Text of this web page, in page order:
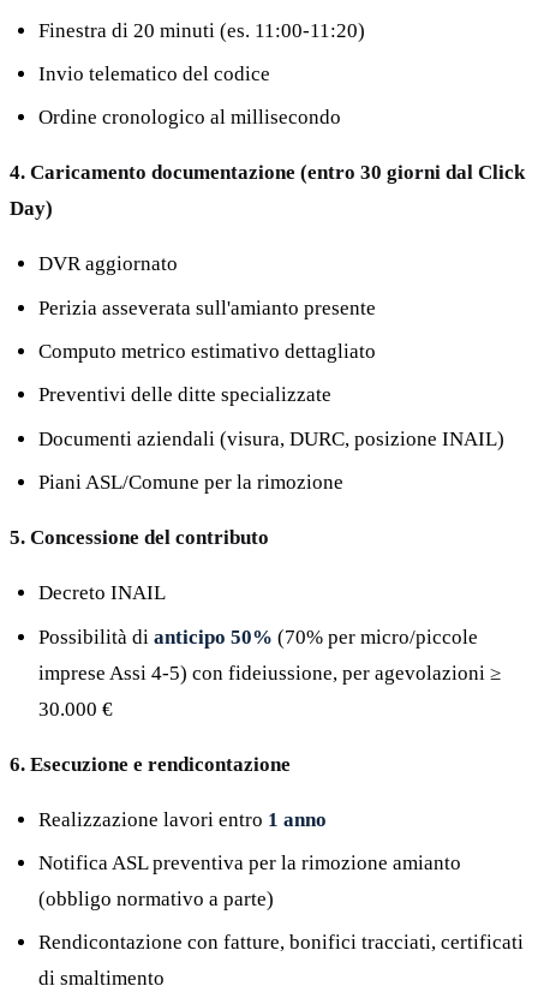
Finestra di 20 minuti (es. 11:00-11:20)
Invio telematico del codice
Ordine cronologico al millisecondo
4. Caricamento documentazione (entro 30 giorni dal Click
Day)
DVR aggiornato
Perizia asseverata sull'amianto presente
Computo metrico estimativo dettagliato
Preventivi delle ditte specializzate
Documenti aziendali (visura, DURC, posizione INAIL)
Piani ASL/Comune per la rimozione
5. Concessione del contributo
Decreto INAIL
Possibilità di anticipo 50% (70% per micro/piccole
imprese Assi 4-5) con fideiussione, per agevolazioni ≥
30.000 €
6. Esecuzione e rendicontazione
Realizzazione lavori entro 1 anno
Notifica ASL preventiva per la rimozione amianto
(obbligo normativo a parte)
Rendicontazione con fatture, bonifici tracciati, certificati
di smaltimento